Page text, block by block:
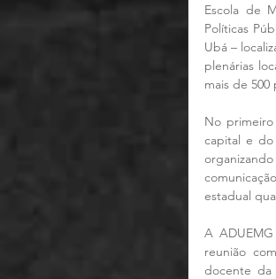
Escola de
Políticas
Ubá –
plenárias
mais de 500
No
capital e
estadual
A
reunião
docente da